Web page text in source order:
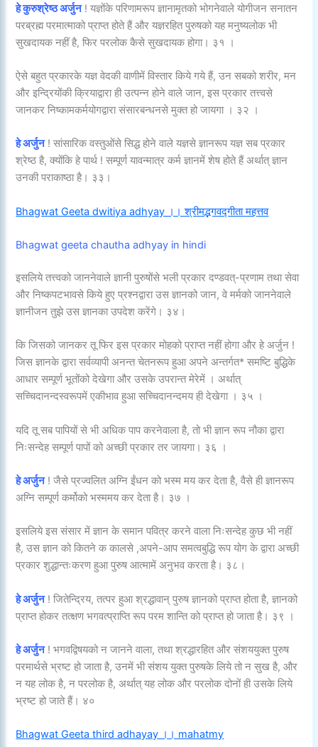
हे कुरुश्रेष्ठ अर्जुन! यज्ञोंके परिणामरूप ज्ञानामृतको भोगनेवाले योगीजन सनातन
परब्रह्म परमात्माको प्राप्त होते हैं और यज्ञरहित पुरुषको यह मनुष्यलोक भी
सुखदायक नहीं है, फिर परलोक कैसे सुखदायक होगा। ३१ ।
ऐसे बहुत प्रकारके यज्ञ वेदकी वाणीमें विस्तार किये गये हैं, उन सबको शरीर, मन
और इन्द्रियोंकी क्रियाद्वारा ही उत्पन्न होने वाले जान, इस प्रकार तत्त्वसे
जानकर निष्कामकर्मयोगद्वारा संसारबन्धनसे मुक्त हो जायगा । ३२ ।
हे अर्जुन! सांसारिक वस्तुओंसे सिद्ध होने वाले यज्ञसे ज्ञानरूप यज्ञ सब प्रकार
श्रेष्ठ है, क्योंकि हे पार्थ ! सम्पूर्ण यावन्मात्र कर्म ज्ञानमें शेष होते हैं अर्थात् ज्ञान
उनकी पराकाष्ठा है। ३३।
Bhagwat Geeta dwitiya adhyay ।। श्रीमद्भगवद्गीता महत्तव
Bhagwat geeta chautha adhyay in hindi
इसलिये तत्त्वको जाननेवाले ज्ञानी पुरुषोंसे भली प्रकार दण्डवत्-प्रणाम तथा सेवा
और निष्कपटभावसे किये हुए प्रश्नद्वारा उस ज्ञानको जान, वे मर्मको जाननेवाले
ज्ञानीजन तुझे उस ज्ञानका उपदेश करेंगे। ३४।
कि जिसको जानकर तू फिर इस प्रकार मोहको प्राप्त नहीं होगा और हे अर्जुन !
जिस ज्ञानके द्वारा सर्वव्यापी अनन्त चेतनरूप हुआ अपने अन्तर्गत* समष्टि बुद्धिके
आधार सम्पूर्ण भूतोंको देखेगा और उसके उपरान्त मेरेमें । अर्थात्
सच्चिदानन्दस्वरूपमें एकीभाव हुआ सच्चिदानन्दमय ही देखेगा । ३५ ।
यदि तू सब पापियों से भी अधिक पाप करनेवाला है, तो भी ज्ञान रूप नौका द्वारा
निःसन्देह सम्पूर्ण पापों को अच्छी प्रकार तर जायगा। ३६ ।
हे अर्जुन! जैसे प्रज्वलित अग्नि ईंधन को भस्म मय कर देता है, वैसे ही ज्ञानरूप
अग्नि सम्पूर्ण कर्मोको भस्ममय कर देता है। ३७ ।
इसलिये इस संसार में ज्ञान के समान पवित्र करने वाला निःसन्देह कुछ भी नहीं
है, उस ज्ञान को कितने क कालसे ,अपने-आप समत्वबुद्धि रूप योग के द्वारा अच्छी
प्रकार शुद्धान्तःकरण हुआ पुरुष आत्मामें अनुभव करता है। ३८।
हे अर्जुन! जितेन्द्रिय, तत्पर हुआ श्रद्धावान् पुरुष ज्ञानको प्राप्त होता है, ज्ञानको
प्राप्त होकर तत्क्षण भगवत्प्राप्ति रूप परम शान्ति को प्राप्त हो जाता है। ३९ ।
हे अर्जुन! भगवद्विषयको न जानने वाला, तथा श्रद्धारहित और संशययुक्त पुरुष
परमार्थसे भ्रष्ट हो जाता है, उनमें भी संशय युक्त पुरुषके लिये तो न सुख है, और
न यह लोक है, न परलोक है, अर्थात् यह लोक और परलोक दोनों ही उसके लिये
भ्रष्ट हो जाते हैं। ४०
Bhagwat Geeta third adhayay ।। mahatmy